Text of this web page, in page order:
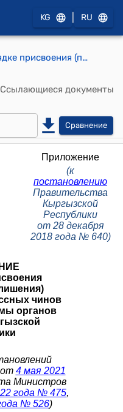
KG RU
"ПОЛОЖЕНИЕ о порядке присвоения (понижения и лишения) специальных классных чинов работникам органов юстиции Кыргызской Республики" к постановлению Правительства Кыргызской Республики от 28 декабря 2018 года № 640
Ссылающиеся документы
Сравнение